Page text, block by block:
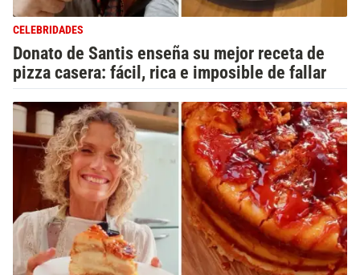
CELEBRIDADES
Donato de Santis enseña su mejor receta de
pizza casera: fácil, rica e imposible de fallar